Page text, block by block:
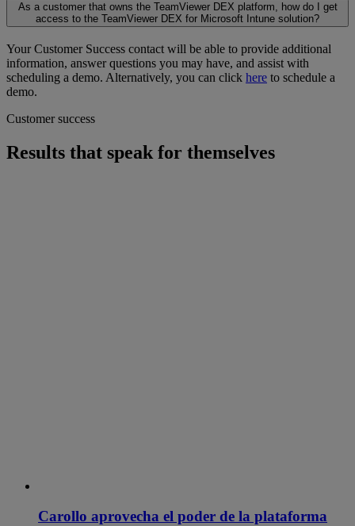
As a customer that owns the TeamViewer DEX platform, how do I get
access to the TeamViewer DEX for Microsoft Intune solution?
Your Customer Success contact will be able to provide additional
information, answer questions you may have, and assist with
scheduling a demo. Alternatively, you can click here to schedule a
demo.
Customer success
Results that speak for themselves
Carollo aprovecha el poder de la plataforma